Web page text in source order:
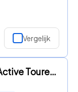
Vergelijk
BMW 2-serie Active Tourer - 216d Corporate Lease Executive Automaat